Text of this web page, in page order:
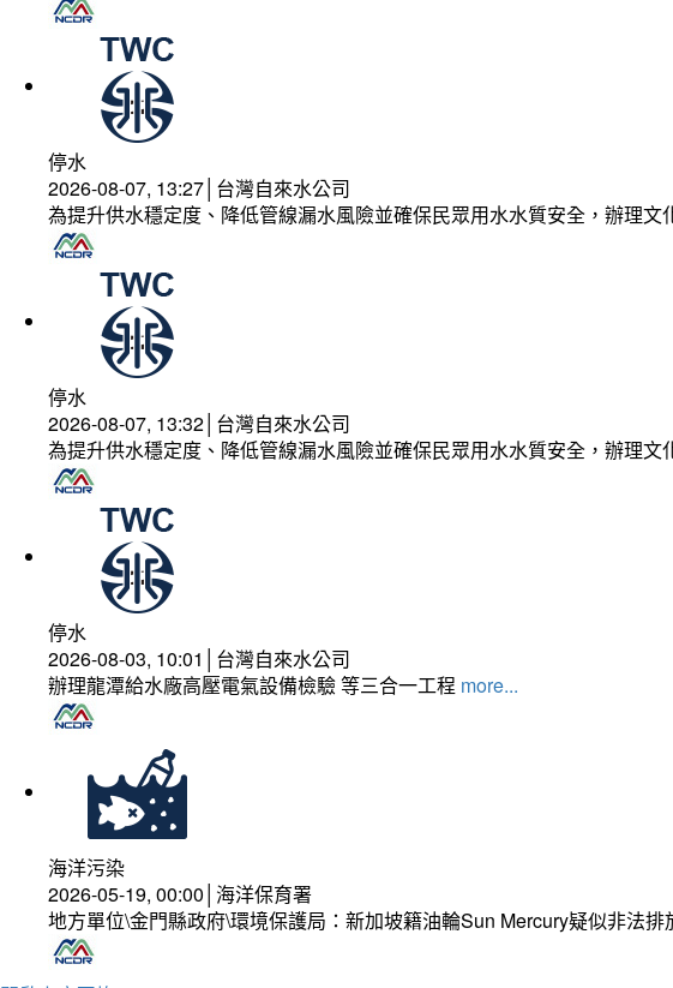
停水
2026-08-07, 13:27│台灣自來水公司
為提升供水穩定度、降低管線漏水風險並確保民眾用水水質安全，辦理
停水
2026-08-07, 13:32│台灣自來水公司
為提升供水穩定度、降低管線漏水風險並確保民眾用水水質安全，辦理
停水
2026-08-03, 10:01│台灣自來水公司
辦理龍潭給水廠高壓電氣設備檢驗 等三合一工程 more...
海洋污染
2026-05-19, 00:00│海洋保育署
地方單位\金門縣政府\環境保護局：新加坡籍油輪Sun Mercury疑似非法排